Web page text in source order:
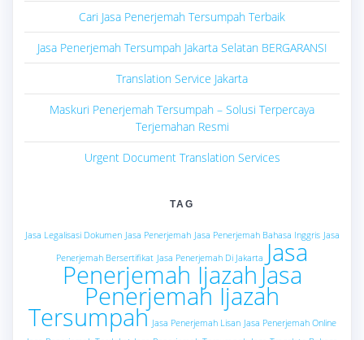
Cari Jasa Penerjemah Tersumpah Terbaik
Jasa Penerjemah Tersumpah Jakarta Selatan BERGARANSI
Translation Service Jakarta
Maskuri Penerjemah Tersumpah – Solusi Terpercaya
Terjemahan Resmi
Urgent Document Translation Services
TAG
Jasa Legalisasi Dokumen Jasa Penerjemah Jasa Penerjemah Bahasa Inggris Jasa
Penerjemah Bersertifikat Jasa Penerjemah Di Jakarta Jasa
Penerjemah Ijazah Jasa
Penerjemah Ijazah
Tersumpah Jasa Penerjemah Lisan Jasa Penerjemah Online